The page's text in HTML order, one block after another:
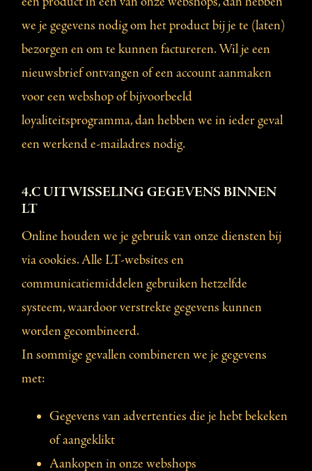
we je gegevens nodig om het product bij je te (laten)
bezorgen en om te kunnen factureren. Wil je een
nieuwsbrief ontvangen of een account aanmaken
voor een webshop of bijvoorbeeld
loyaliteitsprogramma, dan hebben we in ieder geval
een werkend e-mailadres nodig.
4.C UITWISSELING GEGEVENS BINNEN
LT
Online houden we je gebruik van onze diensten bij
via cookies. Alle LT-websites en
communicatiemiddelen gebruiken hetzelfde
systeem, waardoor verstrekte gegevens kunnen
worden gecombineerd.
In sommige gevallen combineren we je gegevens
met:
Gegevens van advertenties die je hebt bekeken
of aangeklikt
Aankopen in onze webshops